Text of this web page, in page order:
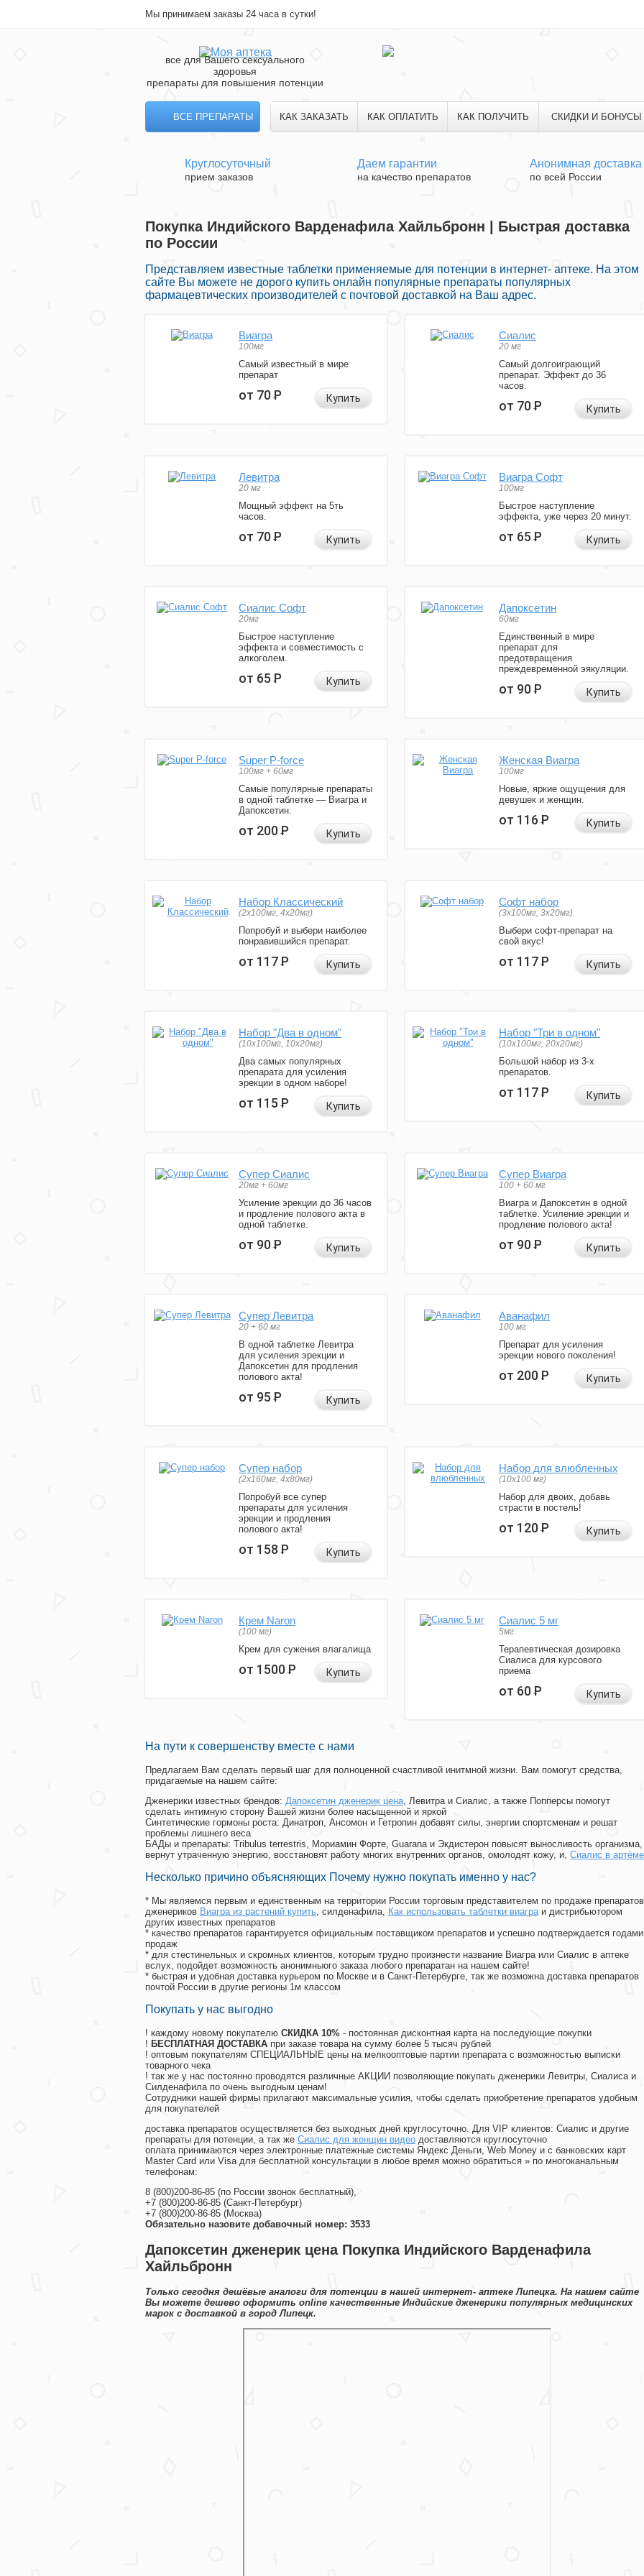
Мы принимаем заказы 24 часа в сутки!
все для Вашего сексуального
здоровья
препараты для повышения потенции
ВСЕ ПРЕПАРАТЫ КАК ЗАКАЗАТЬ КАК ОПЛАТИТЬ КАК ПОЛУЧИТЬ СКИДКИ И БОНУСЫ
Круглосуточный
прием заказов
Даем гарантии
на качество препаратов
Анонимная доставка
по всей России
Покупка Индийского Варденафила Хайльбронн | Быстрая доставка
по России
Представляем известные таблетки применяемые для потенции в интернет- аптеке. На этом
сайте Вы можете не дорого купить онлайн популярные препараты популярных
фармацевтических производителей с почтовой доставкой на Ваш адрес.
Виагра
100мг
Самый известный в мире
препарат
от 70Р Купить
Сиалис
20 мг
Самый долгоиграющий
препарат. Эффект до 36
часов.
от 70Р Купить
Левитра
20 мг
Мощный эффект на 5ть
часов.
от 70Р Купить
Виагра Софт
100мг
Быстрое наступление
эффекта, уже через 20 минут.
от 65Р Купить
Сиалис Софт
20мг
Быстрое наступление
эффекта и совместимость с
алкоголем.
от 65Р Купить
Дапоксетин
60мг
Единственный в мире
препарат для
предотвращения
преждевременной эякуляции.
от 90Р Купить
Super P-force
100мг + 60мг
Самые популярные препараты
в одной таблетке — Виагра и
Дапоксетин.
от 200Р Купить
Женская Виагра
100мг
Новые, яркие ощущения для
девушек и женщин.
от 116Р Купить
Набор Классический
(2x100мг, 4x20мг)
Попробуй и выбери наиболее
понравившийся препарат.
от 117Р Купить
Софт набор
(3x100мг, 3x20мг)
Выбери софт-препарат на
свой вкус!
от 117Р Купить
Набор "Два в одном"
(10x100мг, 10x20мг)
Два самых популярных
препарата для усиления
эрекции в одном наборе!
от 115Р Купить
Набор "Три в одном"
(10x100мг, 20x20мг)
Большой набор из 3-х
препаратов.
от 117Р Купить
Супер Сиалис
20мг + 60мг
Усиление эрекции до 36 часов
и продление полового акта в
одной таблетке.
от 90Р Купить
Супер Виагра
100 + 60 мг
Виагра и Дапоксетин в одной
таблетке. Усиление эрекции и
продление полового акта!
от 90Р Купить
Супер Левитра
20 + 60 мг
В одной таблетке Левитра
для усиления эрекции и
Дапоксетин для продления
полового акта!
от 95Р Купить
Аванафил
100 мг
Препарат для усиления
эрекции нового поколения!
от 200Р Купить
Супер набор
(2х160мг, 4х80мг)
Попробуй все супер
препараты для усиления
эрекции и продления
полового акта!
от 158Р Купить
Набор для влюбленных
(10х100 мг)
Набор для двоих, добавь
страсти в постель!
от 120Р Купить
Крем Naron
(100 мг)
Крем для сужения влагалища
от 1500Р Купить
Сиалис 5 мг
5мг
Терапевтическая дозировка
Сиалиса для курсового
приема
от 60Р Купить
На пути к совершенству вместе с нами
Предлагаем Вам сделать первый шаг для полноценной счастливой инитмной жизни. Вам помогут средства,
придагаемые на нашем сайте:
Дженерики известных брендов: Дапоксетин дженерик цена, Левитра и Сиалис, а также Попперсы помогут
сделать интимную сторону Вашей жизни более насыщенной и яркой
Синтетические гормоны роста: Динатроп, Ансомон и Гетропин добавят силы, энергии спортсменам и решат
проблемы лишнего веса
БАДы и препараты: Tribulus terrestris, Мориамин Форте, Guarana и Экдистерон повысят выносливость организма,
вернут утраченную энергию, восстановят работу многих внутренних органов, омолодят кожу, и, Сиалис в артёме
Несколько причино объясняющих Почему нужно покупать именно у нас?
* Мы являемся первым и единственным на территории России торговым представителем по продаже препаратов
дженериков Виагра из растений купить, силденафила, Как использовать таблетки виаграи дистрибьютором
других известных препаратов
* качество препаратов гарантируется официальным поставщиком препаратов и успешно подтверждается годами
продаж
* для стестинельных и скромных клиентов, которым трудно произнести название Виагра или Сиалис в аптеке
вслух, подойдет возможность анонимныого заказа любого препаратан на нашем сайте!
* быстрая и удобная доставка курьером по Москве и в Санкт-Петербурге, так же возможна доставка препаратов
почтой России в другие регионы 1м классом
Покупать у нас выгодно
! каждому новому покупателю СКИДКА 10% - постоянная дисконтная карта на последующие покупки
! БЕСПЛАТНАЯ ДОСТАВКА при заказе товара на сумму более 5 тысяч рублей
! оптовым покупателям СПЕЦИАЛЬНЫЕ цены на мелкооптовые партии препарата с возможностью выписки
товарного чека
! так же у нас постоянно проводятся различные АКЦИИ позволяющие покупать дженерики Левитры, Сиалиса и
Силденафила по очень выгодным ценам!
Cотрудники нашей фирмы прилагают максимальные усилия, чтобы сделать приобретение препаратов удобным
для покупателей
доставка препаратов осуществляется без выходных дней круглосуточно. Для VIP клиентов: Сиалис и другие
препараты для потенции, а так же Сиалис для женщин видео доставляются круглосуточно
оплата принимаются через электронные платежные системы Яндекс Деньги, Web Money и с банковских карт
Master Card или Visa для бесплатной консультации в любое время можно обратиться » по многоканальным
телефонам:
8 (800)200-86-85 (по России звонок бесплатный),
+7 (800)200-86-85 (Санкт-Петербург)
+7 (800)200-86-85 (Москва)
Обязательно назовите добавочный номер: 3533
Дапоксетин дженерик цена Покупка Индийского Варденафила
Хайльбронн
Только сегодня дешёвые аналоги для потенции в нашей интернет- аптеке Липецка. На нашем сайте
Вы можете дешево оформить online качественные Индийские дженерики популярных медицинских
марок с доставкой в город Липецк.